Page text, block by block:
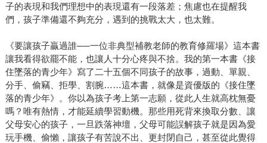
子的表現和我們理想中的表現還有一段落差；焦慮也在提醒我
們，孩子準備還不夠充分，遇到的挑戰太大，也太難。
《要讓孩子贏過誰──一位非典型補教老師的教育修羅場》這本書
讓我看得欲罷不能，也讓人十分心疼與不捨。我的第一本書《接
住墜落的青少年》寫了二十五個不同孩子的故事，過動、單親、
分手、偷竊、拒學、割腕……這本書，就像是資優版的《接住墜
落的青少年》。你以為孩子考上第一志願，從此人生就高枕無憂
嗎？唯有熱情，才能延續學習動機。那些用死背來換取分數、讓
父母安心的孩子，一旦跌落神壇，父母可能誤解孩子就是因為愛
玩手機、偷懶，讓孩子有苦說不出、更封閉自己，甚至從此覺得